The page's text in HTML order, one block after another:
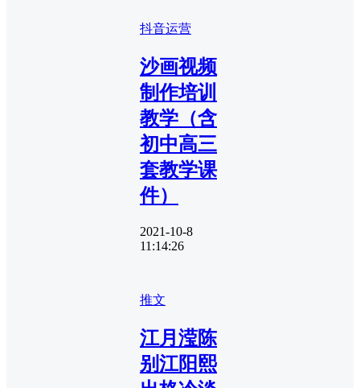
抖音运营
沙画视频
制作培训
教学（含
初中高三
套教学课
件）
2021-10-8
11:14:26
推文
江月滢陈
别江阳熙